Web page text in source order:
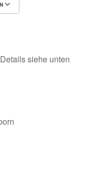
siehe unten